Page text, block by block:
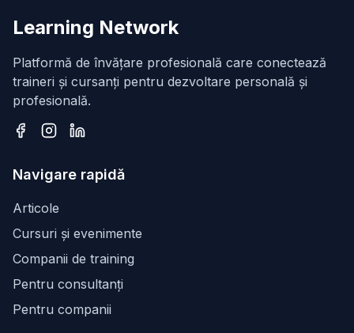
Learning Network
Platformă de învățare profesională care conectează
traineri și cursanți pentru dezvoltare personală și
profesională.
Navigare rapidă
Articole
Cursuri și evenimente
Companii de training
Pentru consultanți
Pentru companii